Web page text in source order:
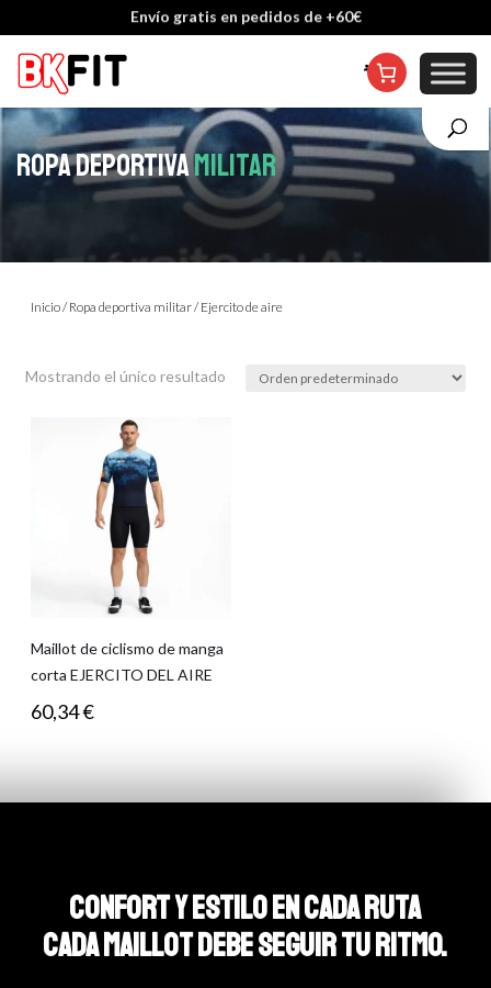
Envío gratis en pedidos de +60€
Cambio de talla incluido, excepto en personalizados
ROPA DEPORTIVAMILITAR
Inicio/ Ropa deportiva militar/ Ejercito de aire
Mostrando el único resultado
Maillot de ciclismo de manga
corta EJERCITO DEL AIRE
60,34€
CONFORT Y ESTILO EN CADA RUTA
CADA MAILLOT DEBE SEGUIR TU RITMO.